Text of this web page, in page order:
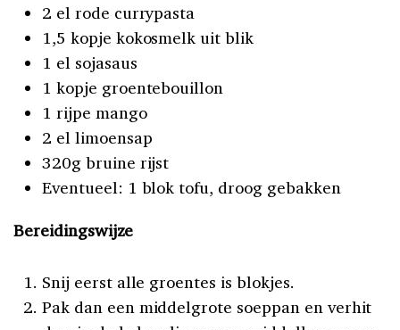
2 el rode currypasta
1,5 kopje kokosmelk uit blik
1 el sojasaus
1 kopje groentebouillon
1 rijpe mango
2 el limoensap
320g bruine rijst
Eventueel: 1 blok tofu, droog gebakken
Bereidingswijze
Snij eerst alle groentes is blokjes.
Pak dan een middelgrote soeppan en verhit